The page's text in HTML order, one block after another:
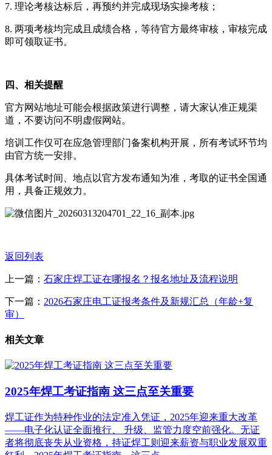
7. 理论考核达标后，再预约并完成现场实操考核；
8. 两项考核均完成且成绩合格，等待官方最终审核，审核完成
即可领取证书。
四、相关提醒
官方网站地址可能会根据政策进行调整，请大家认准正规渠
道，不要访问不明虚假网站。
培训工作仅可在应急管理部门备案机构开展，所有考试环节均
由官方统一安排。
具体考试时间、地点以官方发布通知为准，考取的证书全国通
用，具备正规效力。
返回列表
上一篇： 石家庄焊工证在哪报名？报名地址及流程说明
下一篇： 2026石家庄电工证报考条件及新规汇总（年龄+复
审）
相关文章
2025年焊工考证指南 这三点至关重要
焊工证作为特种作业的法定准入凭证，2025年迎来重大改革
——电子化认证全面推行、 升级、监管力度空前强化。无证
者将彻底丧失从业资格，持证焊工则迎来薪资与职业发展双重